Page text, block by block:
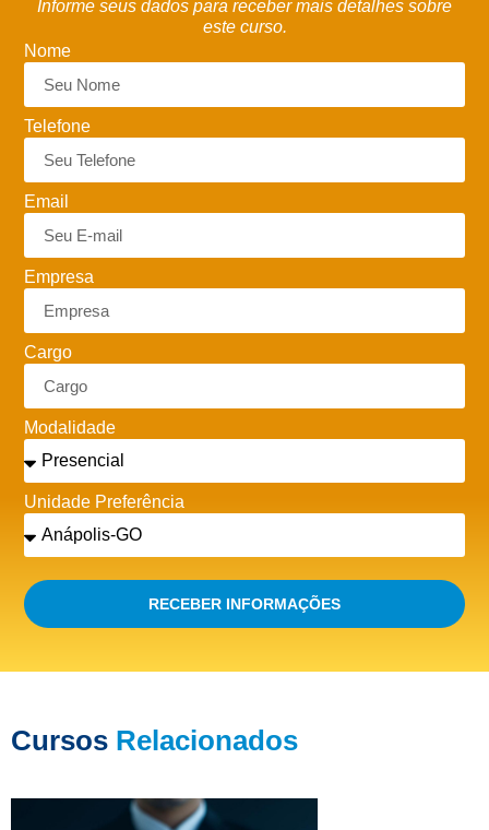
Informe seus dados para receber mais detalhes sobre
este curso.
Nome
Telefone
Email
Empresa
Cargo
Modalidade
Unidade Preferência
RECEBER INFORMAÇÕES
Cursos Relacionados